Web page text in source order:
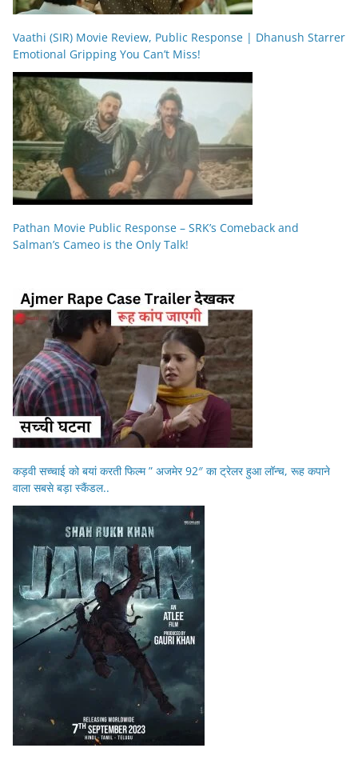
Vaathi (SIR) Movie Review, Public Response | Dhanush Starrer
Emotional Gripping You Can’t Miss!
Pathan Movie Public Response – SRK’s Comeback and
Salman’s Cameo is the Only Talk!
कड़वी सच्चाई को बयां करती फिल्म ” अजमेर 92″ का ट्रेलर हुआ लॉन्च, रूह कपाने
वाला सबसे बड़ा स्कैंडल..